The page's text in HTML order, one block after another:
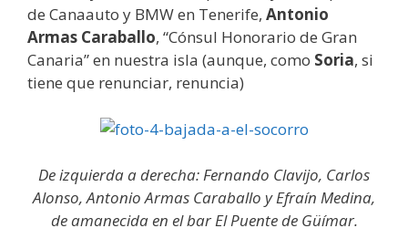
de Canaauto y BMW en Tenerife, Antonio
Armas Caraballo, “Cónsul Honorario de Gran
Canaria” en nuestra isla (aunque, como Soria, si
tiene que renunciar, renuncia)
De izquierda a derecha: Fernando Clavijo, Carlos
Alonso, Antonio Armas Caraballo y Efraín Medina,
de amanecida en el bar El Puente de Güímar.